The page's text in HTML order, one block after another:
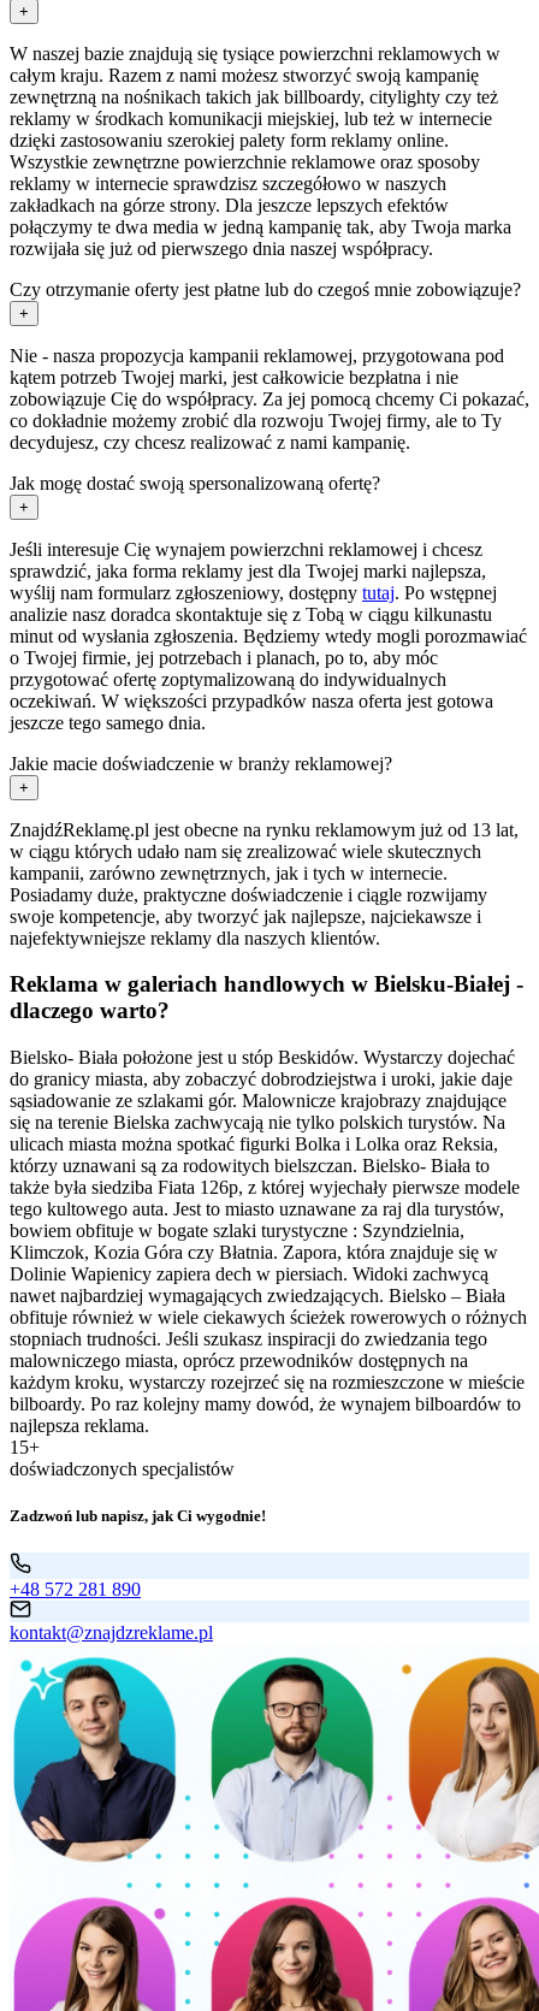
+
W naszej bazie znajdują się tysiące powierzchni reklamowych w
całym kraju. Razem z nami możesz stworzyć swoją kampanię
zewnętrzną na nośnikach takich jak billboardy, citylighty czy też
reklamy w środkach komunikacji miejskiej, lub też w internecie
dzięki zastosowaniu szerokiej palety form reklamy online.
Wszystkie zewnętrzne powierzchnie reklamowe oraz sposoby
reklamy w internecie sprawdzisz szczegółowo w naszych
zakładkach na górze strony. Dla jeszcze lepszych efektów
połączymy te dwa media w jedną kampanię tak, aby Twoja marka
rozwijała się już od pierwszego dnia naszej współpracy.
Czy otrzymanie oferty jest płatne lub do czegoś mnie zobowiązuje?
+
Nie - nasza propozycja kampanii reklamowej, przygotowana pod
kątem potrzeb Twojej marki, jest całkowicie bezpłatna i nie
zobowiązuje Cię do współpracy. Za jej pomocą chcemy Ci pokazać,
co dokładnie możemy zrobić dla rozwoju Twojej firmy, ale to Ty
decydujesz, czy chcesz realizować z nami kampanię.
Jak mogę dostać swoją spersonalizowaną ofertę?
+
Jeśli interesuje Cię wynajem powierzchni reklamowej i chcesz
sprawdzić, jaka forma reklamy jest dla Twojej marki najlepsza,
wyślij nam formularz zgłoszeniowy, dostępny tutaj. Po wstępnej
analizie nasz doradca skontaktuje się z Tobą w ciągu kilkunastu
minut od wysłania zgłoszenia. Będziemy wtedy mogli porozmawiać
o Twojej firmie, jej potrzebach i planach, po to, aby móc
przygotować ofertę zoptymalizowaną do indywidualnych
oczekiwań. W większości przypadków nasza oferta jest gotowa
jeszcze tego samego dnia.
Jakie macie doświadczenie w branży reklamowej?
+
ZnajdźReklamę.pl jest obecne na rynku reklamowym już od 13 lat,
w ciągu których udało nam się zrealizować wiele skutecznych
kampanii, zarówno zewnętrznych, jak i tych w internecie.
Posiadamy duże, praktyczne doświadczenie i ciągle rozwijamy
swoje kompetencje, aby tworzyć jak najlepsze, najciekawsze i
najefektywniejsze reklamy dla naszych klientów.
Reklama w galeriach handlowych w Bielsku-Białej -
dlaczego warto?
Bielsko- Biała położone jest u stóp Beskidów. Wystarczy dojechać
do granicy miasta, aby zobaczyć dobrodziejstwa i uroki, jakie daje
sąsiadowanie ze szlakami gór. Malownicze krajobrazy znajdujące
się na terenie Bielska zachwycają nie tylko polskich turystów. Na
ulicach miasta można spotkać figurki Bolka i Lolka oraz Reksia,
którzy uznawani są za rodowitych bielszczan. Bielsko- Biała to
także była siedziba Fiata 126p, z której wyjechały pierwsze modele
tego kultowego auta. Jest to miasto uznawane za raj dla turystów,
bowiem obfituje w bogate szlaki turystyczne : Szyndzielnia,
Klimczok, Kozia Góra czy Błatnia. Zapora, która znajduje się w
Dolinie Wapienicy zapiera dech w piersiach. Widoki zachwycą
nawet najbardziej wymagających zwiedzających. Bielsko – Biała
obfituje również w wiele ciekawych ścieżek rowerowych o różnych
stopniach trudności. Jeśli szukasz inspiracji do zwiedzania tego
malowniczego miasta, oprócz przewodników dostępnych na
każdym kroku, wystarczy rozejrzeć się na rozmieszczone w mieście
bilboardy. Po raz kolejny mamy dowód, że wynajem bilboardów to
najlepsza reklama.
15+
doświadczonych specjalistów
Zadzwoń lub napisz, jak Ci wygodnie!
+48 572 281 890
kontakt@znajdzreklame.pl